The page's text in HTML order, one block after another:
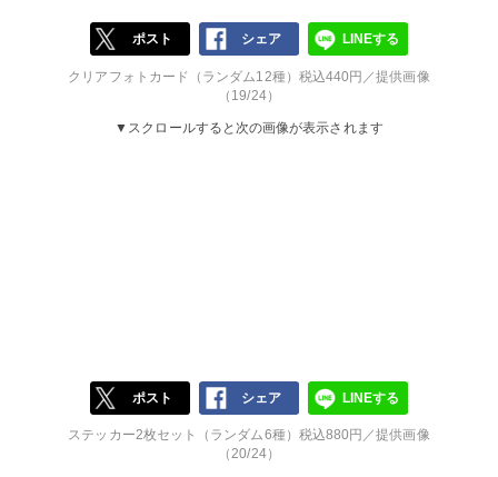
ポスト シェア LINEする
クリアフォトカード（ランダム12種）税込440円／提供画像
（19/24）
▼スクロールすると次の画像が表示されます
ポスト シェア LINEする
ステッカー2枚セット（ランダム6種）税込880円／提供画像
（20/24）